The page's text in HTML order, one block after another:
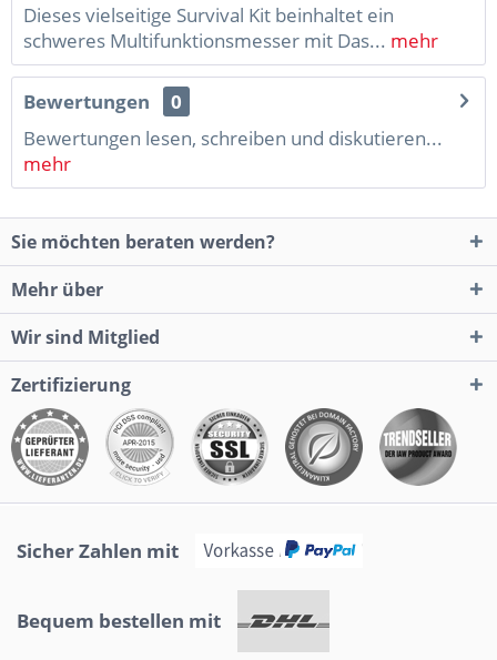
Dieses vielseitige Survival Kit beinhaltet ein
schweres Multifunktionsmesser mit Das... mehr
Bewertungen
0
Bewertungen lesen, schreiben und diskutieren...
mehr
Sie möchten beraten werden?
Mehr über
Wir sind Mitglied
Zertifizierung
Sicher Zahlen mit
Bequem bestellen mit